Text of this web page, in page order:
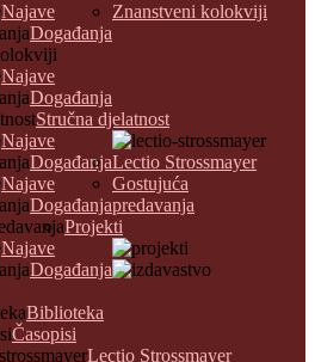
Najave
Događanja
Znanstveni kolokviji
Najave
Događanja
Stručna djelatnost
Najave
DogađanjaLectio Strossmayer
Najave
Događanja
Gostujuća
predavanja
Najave
Događanja
Projekti
Biblioteka
Časopisi
Lectio Strossmayer